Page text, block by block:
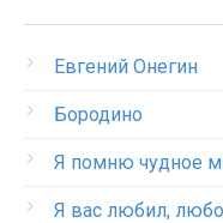
Евгений Онегин
Бородино
Я помню чудное
Я вас любил,